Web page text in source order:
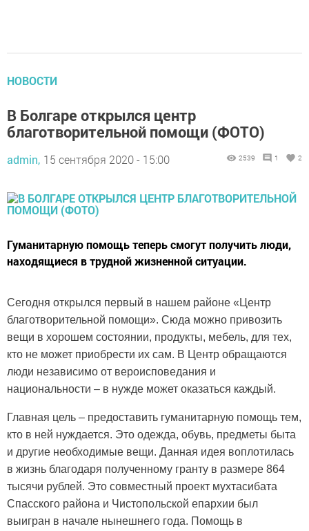
НОВОСТИ
В Болгаре открылся центр
благотворительной помощи (ФОТО)
admin, 15 сентября 2020 - 15:00 2539 1 2
Гуманитарную помощь теперь смогут получить люди,
находящиеся в трудной жизненной ситуации.
Сегодня открылся первый в нашем районе «Центр
благотворительной помощи». Сюда можно привозить
вещи в хорошем состоянии, продукты, мебель, для тех,
кто не может приобрести их сам. В Центр обращаются
люди независимо от вероисповедания и
национальности – в нужде может оказаться каждый.
Главная цель – предоставить гуманитарную помощь тем,
кто в ней нуждается. Это одежда, обувь, предметы быта
и другие необходимые вещи. Данная идея воплотилась
в жизнь благодаря полученному гранту в размере 864
тысячи рублей. Это совместный проект мухтасибата
Спасского района и Чистопольской епархии был
выигран в начале нынешнего года. Помощь в